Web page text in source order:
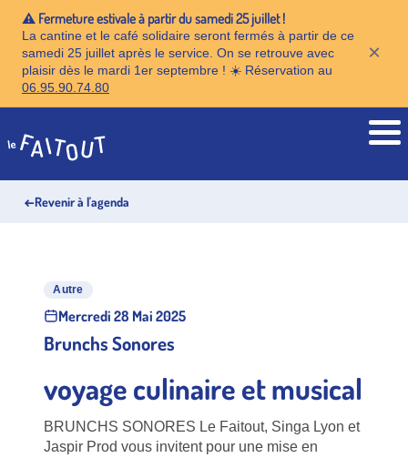
⚠️ Fermeture estivale à partir du samedi 25 juillet !
La cantine et le café solidaire seront fermés à partir de ce
samedi 25 juillet après le service. On se retrouve avec
plaisir dès le mardi 1er septembre ! ☀️ Réservation au
06.95.90.74.80
×
Accueil
←Revenir à l'agenda
Autre
Mercredi 28 Mai 2025
Brunchs Sonores
voyage culinaire et musical
BRUNCHS SONORES Le Faitout, Singa Lyon et
Jaspir Prod vous invitent pour une mise en